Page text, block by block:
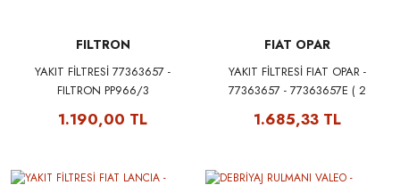
FILTRON
YAKIT FİLTRESİ 77363657 -
FILTRON PP966/3
1.190,00 TL
FIAT OPAR
YAKIT FİLTRESİ FIAT OPAR -
77363657 - 77363657E ( 2
1.685,33 TL